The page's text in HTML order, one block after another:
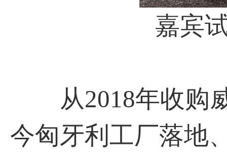
嘉宾试
从2018年收购威
今匈牙利工厂落地